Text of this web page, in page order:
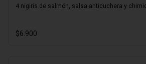
4 nigiris de salmón, salsa anticuchera y
$6.900